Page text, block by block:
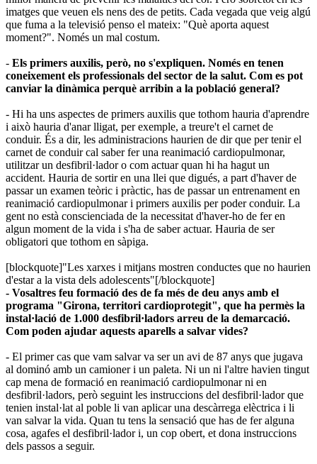
imatges que veuen els nens des de petits. Cada vegada que veig algú
que fuma a la televisió penso el mateix: "Què aporta aquest
moment?". Només un mal costum.
- Els primers auxilis, però, no s'expliquen. Només en tenen
coneixement els professionals del sector de la salut. Com es pot
canviar la dinàmica perquè arribin a la població general?
- Hi ha uns aspectes de primers auxilis que tothom hauria d'aprendre
i això hauria d'anar lligat, per exemple, a treure't el carnet de
conduir. És a dir, les administracions haurien de dir que per tenir el
carnet de conduir cal saber fer una reanimació cardiopulmonar,
utilitzar un desfibril·lador o com actuar quan hi ha hagut un
accident. Hauria de sortir en una llei que digués, a part d'haver de
passar un examen teòric i pràctic, has de passar un entrenament en
reanimació cardiopulmonar i primers auxilis per poder conduir. La
gent no està conscienciada de la necessitat d'haver-ho de fer en
algun moment de la vida i s'ha de saber actuar. Hauria de ser
obligatori que tothom en sàpiga.
[blockquote]"Les xarxes i mitjans mostren conductes que no haurien
d'estar a la vista dels adolescents"[/blockquote]
- Vosaltres feu formació des de fa més de deu anys amb el
programa "Girona, territori cardioprotegit", que ha permès la
instal·lació de 1.000 desfibril·ladors arreu de la demarcació.
Com poden ajudar aquests aparells a salvar vides?
- El primer cas que vam salvar va ser un avi de 87 anys que jugava
al dominó amb un camioner i un paleta. Ni un ni l'altre havien tingut
cap mena de formació en reanimació cardiopulmonar ni en
desfibril·ladors, però seguint les instruccions del desfibril·lador que
tenien instal·lat al poble li van aplicar una descàrrega elèctrica i li
van salvar la vida. Quan tu tens la sensació que has de fer alguna
cosa, agafes el desfibril·lador i, un cop obert, et dona instruccions
dels passos a seguir.